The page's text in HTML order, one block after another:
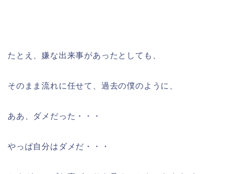
たとえ、嫌な出来事があったとしても、
そのまま流れに任せて、過去の僕のように、
ああ、ダメだった・・・
やっぱ自分はダメだ・・・